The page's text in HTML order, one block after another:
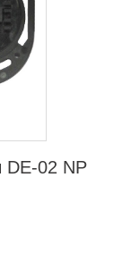
DE-02 NP